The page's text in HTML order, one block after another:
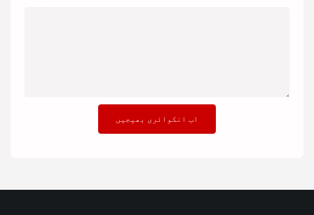
اب انکوائری بھیجیں